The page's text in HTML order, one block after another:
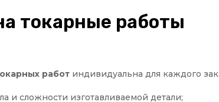
токарные работы
работ индивидуальна для каждого
и сложности изготавливаемой детали;